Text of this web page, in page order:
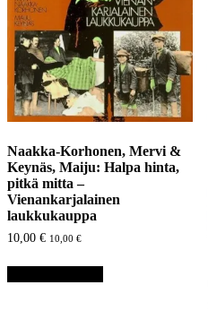
Naakka-Korhonen, Mervi &
Keynäs, Maiju: Halpa hinta,
pitkä mitta –
Vienankarjalainen
laukkukauppa
10,00 € 10,00 €